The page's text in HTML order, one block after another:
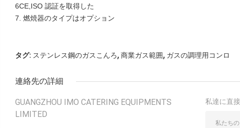
6CE,ISO 認証を取得した
7. 燃焼器のタイプはオプション
タグ: ステンレス鋼のガスこんろ, 商業ガス範囲, ガスの調理用コンロ
連絡先の詳細
GUANGZHOU IMO CATERING EQUIPMENTS
LIMITED
私達に直